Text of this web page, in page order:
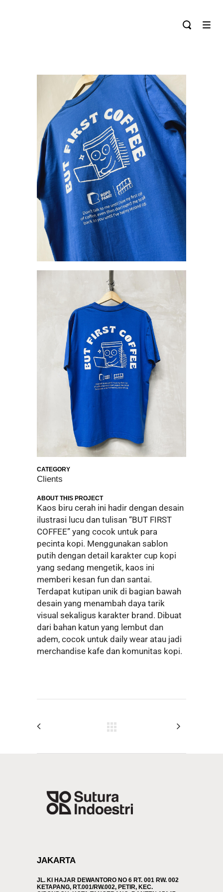
CATEGORY
Clients
ABOUT THIS PROJECT
Kaos biru cerah ini hadir dengan desain
ilustrasi lucu dan tulisan “BUT FIRST
COFFEE” yang cocok untuk para
pecinta kopi. Menggunakan sablon
putih dengan detail karakter cup kopi
yang sedang mengetik, kaos ini
memberi kesan fun dan santai.
Terdapat kutipan unik di bagian bawah
desain yang menambah daya tarik
visual sekaligus karakter brand. Dibuat
dari bahan katun yang lembut dan
adem, cocok untuk daily wear atau jadi
merchandise kafe dan komunitas kopi.
JAKARTA
JL. KI HAJAR DEWANTORO NO 6 RT. 001 RW. 002
KETAPANG, RT.001/RW.002, PETIR, KEC.